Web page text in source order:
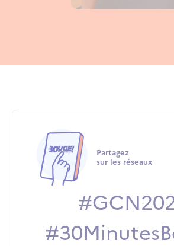
Partagez
sur les réseaux